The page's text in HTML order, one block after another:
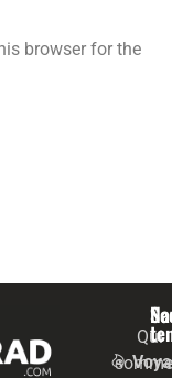
browser for the
Qui